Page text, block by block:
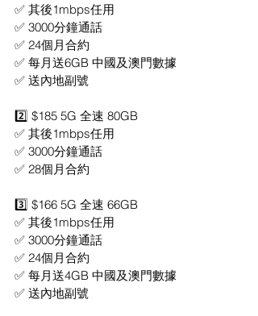
✅ 其後1mbps任用
✅ 3000分鐘通話
✅ 24個月合約
✅ 每月送6GB 中國及澳門數據
✅ 送內地副號
2️⃣ $185 5G 全速 80GB
✅ 其後1mbps任用
✅ 3000分鐘通話
✅ 28個月合約
3️⃣ $166 5G 全速 66GB
✅ 其後1mbps任用
✅ 3000分鐘通話
✅ 24個月合約
✅ 每月送4GB 中國及澳門數據
✅ 送內地副號